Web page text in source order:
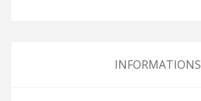
INFORMATIONS